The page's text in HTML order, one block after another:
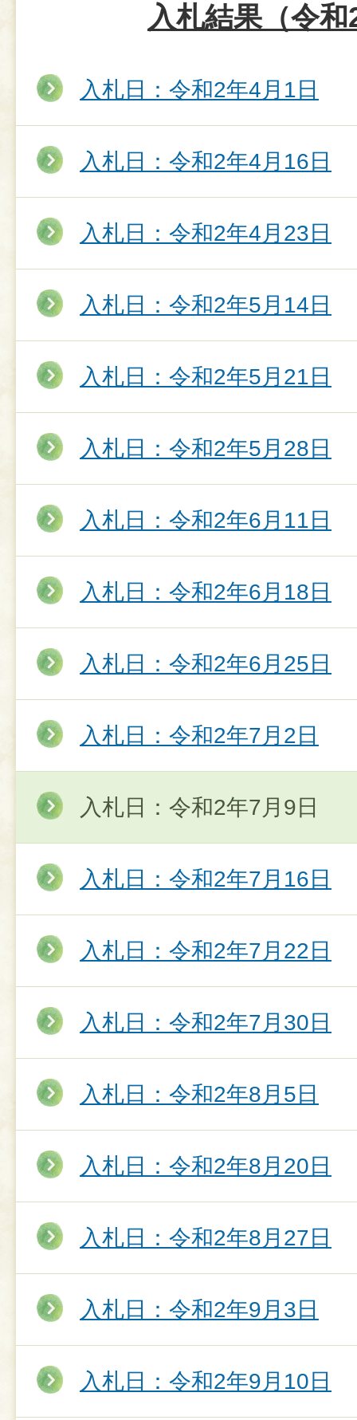
入札結果（令
入札日：令和2年4月1日
入札日：令和2年4月16日
入札日：令和2年4月23日
入札日：令和2年5月14日
入札日：令和2年5月21日
入札日：令和2年5月28日
入札日：令和2年6月11日
入札日：令和2年6月18日
入札日：令和2年6月25日
入札日：令和2年7月2日
入札日：令和2年7月9日
入札日：令和2年7月16日
入札日：令和2年7月22日
入札日：令和2年7月30日
入札日：令和2年8月5日
入札日：令和2年8月20日
入札日：令和2年8月27日
入札日：令和2年9月3日
入札日：令和2年9月10日